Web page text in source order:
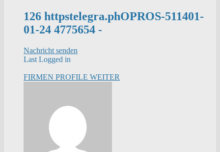
126 httpstelegra.phOPROS-511401-
01-24 4775654 -
Nachricht senden
Last Logged in
FIRMEN PROFILE WEITER